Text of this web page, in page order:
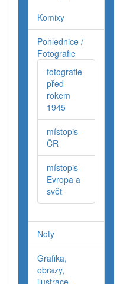
Komixy
Pohlednice /
Fotografie
fotografie
před
rokem
1945
místopis
ČR
místopis
Evropa a
svět
Noty
Grafika,
obrazy,